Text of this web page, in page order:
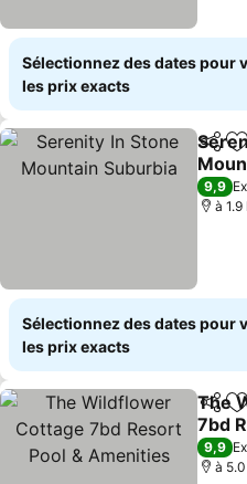
Sélectionnez des dates pour
les prix exacts
9,9
à
Sélectionnez des dates pour
les prix exacts
The
7bd
9,9
à